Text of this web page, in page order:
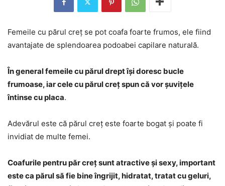
Femeile cu părul creț se pot coafa foarte frumos, ele fiind
avantajate de splendoarea podoabei capilare naturală.
În general femeile cu părul drept își doresc bucle
frumoase, iar cele cu părul creț spun că vor șuvițele
întinse cu placa.
Adevărul este că părul creț este foarte bogat și poate fi
invidiat de multe femei.
Coafurile pentru păr creț sunt atractive și sexy, important
este ca părul să fie bine îngrijit, hidratat, tratat cu geluri,